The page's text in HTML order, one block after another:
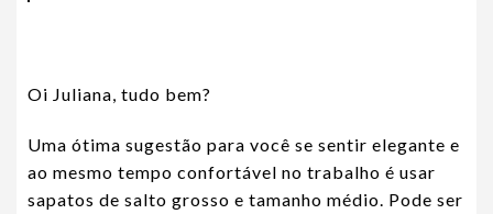
Oi Juliana, tudo bem?
Uma ótima sugestão para você se sentir elegante e
ao mesmo tempo confortável no trabalho é usar
sapatos de salto grosso e tamanho médio. Pode ser